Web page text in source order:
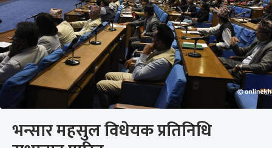
भन्सार महसुल विधेयक प्रतिनिधि